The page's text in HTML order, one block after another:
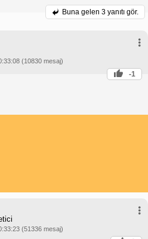
Buna gelen 3 yanıtı gör.
(10830 mesaj)
-1
(51336 mesaj)